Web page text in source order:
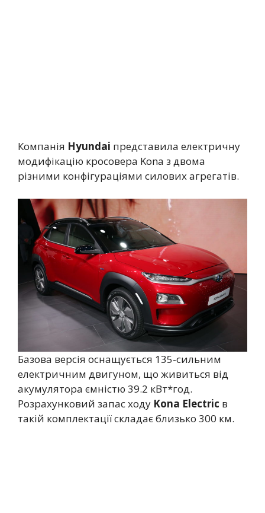
Компанія Hyundai представила електричну
модифікацію кросовера Kona з двома
різними конфігураціями силових агрегатів.
Базова версія оснащується 135-сильним
електричним двигуном, що живиться від
акумулятора ємністю 39.2 кВт*год.
Розрахунковий запас ходу Kona Electric в
такій комплектації складає близько 300 км.